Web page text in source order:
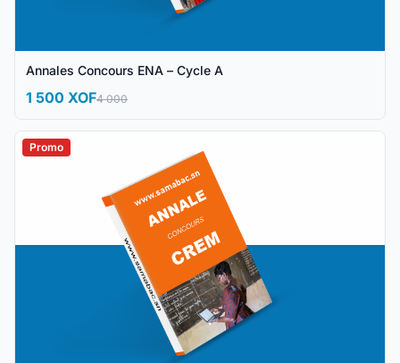
Annales Concours ENA – Cycle A
1 500 XOF4 000
Promo